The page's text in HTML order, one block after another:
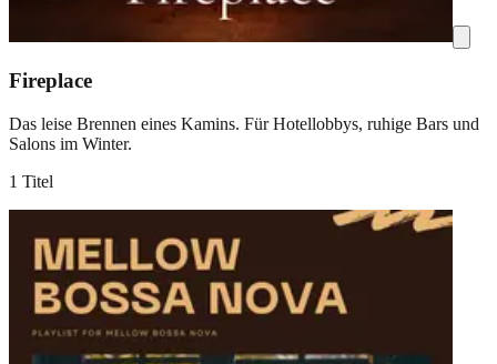
Fireplace
Das leise Brennen eines Kamins. Für Hotellobbys, ruhige Bars und
Salons im Winter.
1 Titel